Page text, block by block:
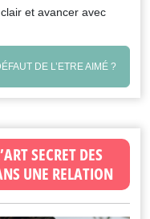
et avancer avec
DE L’ETRE AIMÉ ?
SECRET DES
UNE RELATION